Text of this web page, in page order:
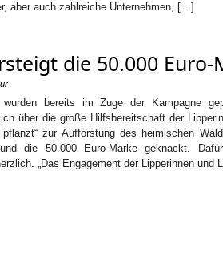
aber auch zahlreiche Unternehmen, […]
die 50.000 Euro-
bereits im Zuge der Kampagne
über die große Hilfsbereitschaft der
pflanzt“ zur Aufforstung des heimischen
die 50.000 Euro-Marke geknackt.
„Das Engagement der Lipperinnen und